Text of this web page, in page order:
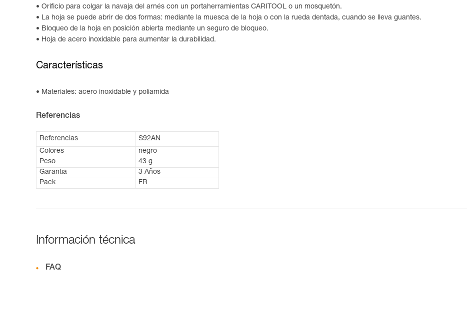
Orificio para colgar la navaja del arnés con un portaherramientas CARITOOL o un mosquetón.
La hoja se puede abrir de dos formas: mediante la muesca de la hoja o con la rueda dentada, cuando se lleva guantes.
Bloqueo de la hoja en posición abierta mediante un seguro de bloqueo.
Hoja de acero inoxidable para aumentar la durabilidad.
Características
Materiales: acero inoxidable y poliamida
Referencias
Referencias
S92AN
Colores
negro
Peso
43 g
Garantía
3 Años
Pack
FR
Información técnica
FAQ